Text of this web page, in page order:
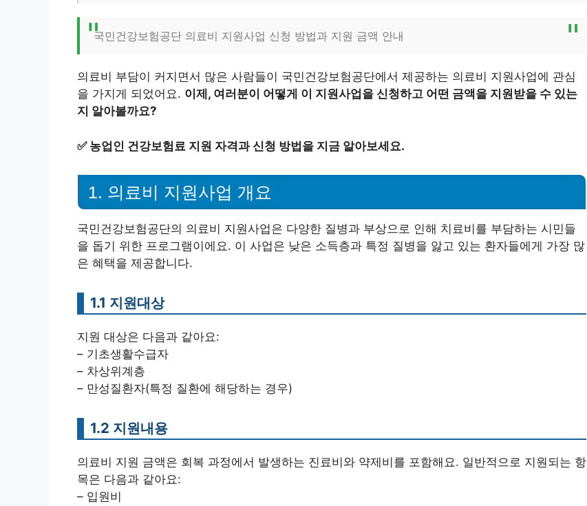
국민건강보험공단 의료비 지원사업 신청 방법과 지원 금액 안내
의료비 부담이 커지면서 많은 사람들이 국민건강보험공단에서 제공하는 의료비 지원사업에 관심
을 가지게 되었어요. 이제, 여러분이 어떻게 이 지원사업을 신청하고 어떤 금액을 지원받을 수 있는
지 알아볼까요?
✅ 농업인 건강보험료 지원 자격과 신청 방법을 지금 알아보세요.
1. 의료비 지원사업 개요
국민건강보험공단의 의료비 지원사업은 다양한 질병과 부상으로 인해 치료비를 부담하는 시민들
을 돕기 위한 프로그램이에요. 이 사업은 낮은 소득층과 특정 질병을 앓고 있는 환자들에게 가장 많
은 혜택을 제공합니다.
1.1 지원대상
지원 대상은 다음과 같아요:
– 기초생활수급자
– 차상위계층
– 만성질환자(특정 질환에 해당하는 경우)
1.2 지원내용
의료비 지원 금액은 회복 과정에서 발생하는 진료비와 약제비를 포함해요. 일반적으로 지원되는 항
목은 다음과 같아요:
– 입원비